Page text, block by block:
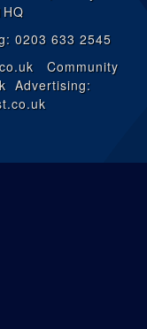
0203 633 2545
Community
Advertising: